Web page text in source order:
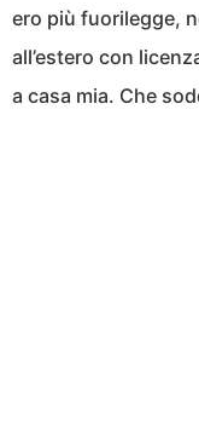
ero più fuorilegge,
all’estero con
a casa mia. Che